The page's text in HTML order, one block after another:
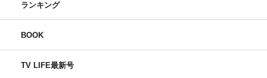
ランキング
BOOK
TV LIFE最新号